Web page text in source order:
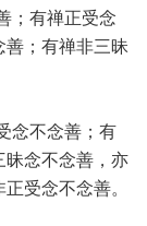
；有禅正受念
善；有禅非三昧
念不念善；有
昧念不念善，亦
受念不念善。